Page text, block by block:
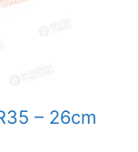
– 26cm